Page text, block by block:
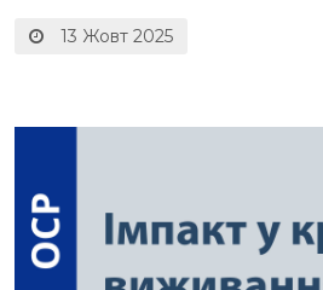
13 Жовт 2025